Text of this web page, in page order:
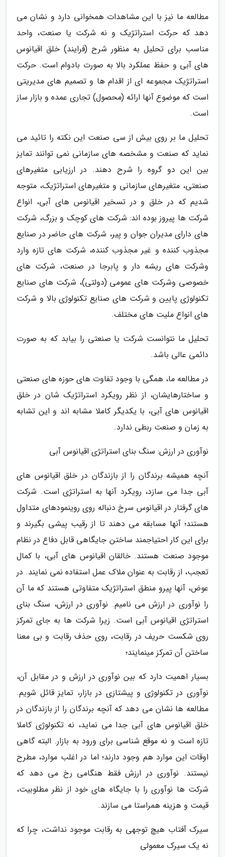
مطالعه ما نیز با این مشاهدات همخوانی دارد و نشان می
دهد که حرکت استراتژیک و نه شرکت یا صنعت، واحد
مناسب برای تحلیل به منظور شرح (فرایند) خلق اقیانوس
های آبی و حفظ عملکرد بالا به صورت بادوام است. حرکت
استراتژیک مجموعه ای از اقدام ها و تصمیم های مدیریتی
است که موضوع آنها ارائه (محصول) تجاری عمده و بازار ساز
است.
تحلیل ما بر روی بیش از سی صنعت این نکته را تائید می
نماید که صنعت و مشخصه های سازمانی نمی توانند تمایز
بین این دو گروه را شرح دهند. در ارزیابی متغیرهای
صنعتی، متغیرهای سازمانی و متغیرهای استراتژیک، متوجه
شدیم که در خلق و در تسخیر اقیانوس های آبی، انواع
شرکت ها پیروز بوده اند: شرکت های کوچک و بزرگ، شرکت
های دارای مدیران جوان و پیر، شرکت های حاضر در صنایع
مجذوب کننده و غیر مجذوب کننده، شرکت های تازه وارد
وشرکت های ریشه دار و پابرجا در صنعت، شرکت های
خصوصی وشرکت های عمومی (دولتی)، شرکت های صنایع
تکنولوژی پایین و شرکت های صنایع تکنولوژی بالا و شرکت
های انواع ملیت های مختلف.
تحلیل ما نتوانست شرکت یا صنعتی را بیابد که به صورت
دائمی عالی باشد.
در مطالعه ما، همگی با وجود تفاوت های حوزه های صنعتی
و ساختارهایشان، از نظر رویکرد استراتژیک شان در خلق
اقیانوس های آبی، با یکدیگر کاملا مشابه اند و این تشابه
به زمان و صنعت ربطی ندارد.
نوآوری در ارزش: سنگ بنای استراتژی اقیانوس آبی
آنچه همیشه برندگان را از بازندگان در خلق اقیانوس های
آبی جدا می سازد، رویکرد آنها به استراتژی است. شرکت
های گرفتار در اقیانوس سرخ دنباله روی روینمودهای متداول
هستند؛ آنها مسابقه می دهند تا از رقیب پیشی بگیرند و
برای این کار احتیاجمند ساختن جایگاهی قابل دفاع در نظام
موجود صنعت هستند. خالقان اقیانوس های آبی، با کمال
تعجب، از رقابت به عنوان ملاک عمل استفاده نمی نمایند. در
عوض، آنها پیرو منطق استراتژیک متفاوتی هستند که ما آن
را نوآوری در ارزش می نامیم. نوآوری در ارزش، سنگ بنای
استراتژی اقیانوس آبی است. زیرا شرکت ها به جای تمرکز
روی شکست حریف در رقابت، روی حذف رقابت و بی معنا
ساختن آن تمرکز مینمایند؛
بسیار اهمیت دارد که بین نوآوری در ارزش و در مقابل آن،
نوآوری در تکنولوژی و پیشتازی در بازار، تمایز قائل شویم.
مطالعه ها نشان می دهد که آنچه برندگان را از بازندگان در
خلق اقیانوس های آبی جدا می نماید، نه تکنولوژی کاملا
تازه است و نه موقع شناسی برای ورود به بازار. البته گاهی
اوقات این موارد هم وجود دارند؛ اما در اغلب موارد، مطرح
نیستند. نوآوری در ارزش فقط هنگامی رخ می دهد که
شرکت ها نوآوری را با جایگاه های خود از نظر مطلوبیت،
قیمت و هزینه همراستا می سازند.
سیرک آفتاب هیچ توجهی به رقابت موجود نداشت، چرا که
نه یک سیرک معمولی